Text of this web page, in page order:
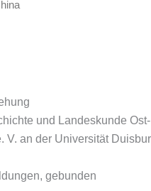
und Landeskunde
V. an der Universität
gebunden